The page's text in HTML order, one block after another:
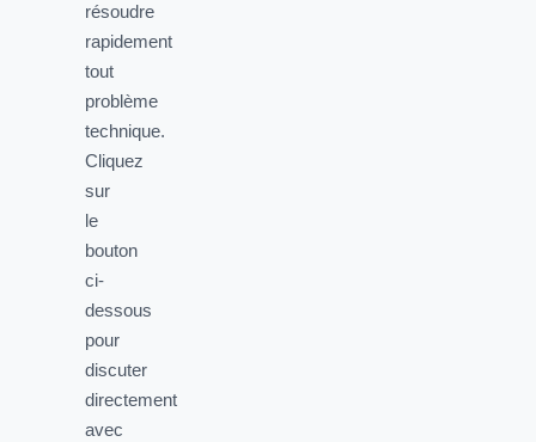
résoudre
rapidement
tout
problème
technique.
Cliquez
sur
le
bouton
ci-
dessous
pour
discuter
directement
avec